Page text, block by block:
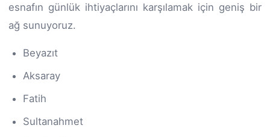
esnafın günlük ihtiyaçlarını karşılamak için geniş bir
ağ sunuyoruz.
Beyazıt
Aksaray
Fatih
Sultanahmet